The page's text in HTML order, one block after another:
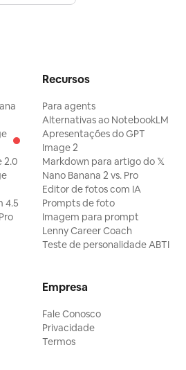
2.0
4.5
Recursos
Para agents
Alternativas ao NotebookLM
Apresentações do GPT
Image 2
Markdown para artigo do 𝕏
Nano Banana 2 vs. Pro
Editor de fotos com IA
Prompts de foto
Imagem para prompt
Lenny Career Coach
Teste de personalidade ABTI
Empresa
Fale Conosco
Privacidade
Termos